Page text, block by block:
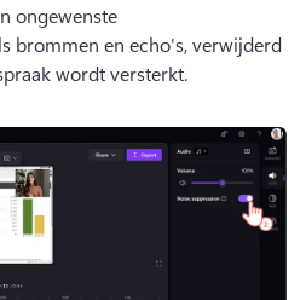
ongewenste
brommen en echo's, verwijderd
wordt versterkt.